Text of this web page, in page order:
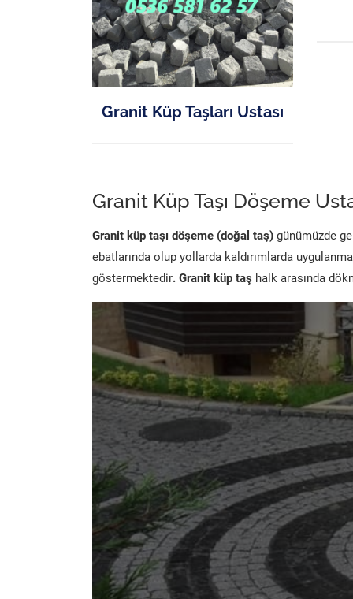
Granit Küp Taşları Ustası
Granit Küp Taşı Döşeme
Granit küp taşı döşeme (doğal taş) günümüzde
ebatlarında olup yollarda kaldırımlarda
göstermektedir. Granit küp taş halk arasında